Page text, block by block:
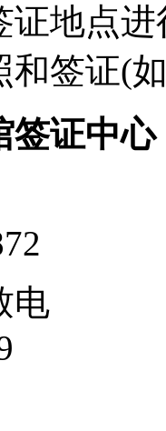
证地点
和签证(
签证中心
电